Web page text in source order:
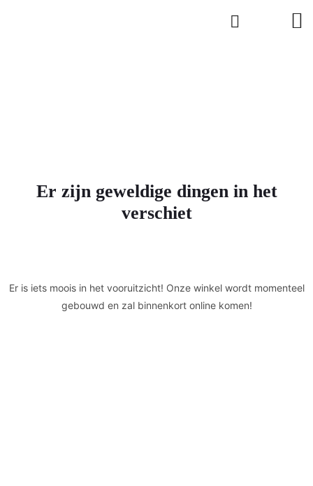
Er zijn geweldige dingen in het
verschiet
Er is iets moois in het vooruitzicht! Onze winkel wordt momenteel
gebouwd en zal binnenkort online komen!